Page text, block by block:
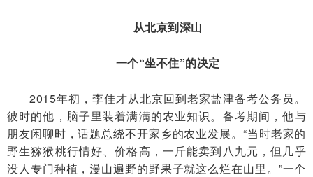
从北京到深山
一个“坐不住”的决定
2015年初，李佳才从北京回到老家盐津备考公务员。
彼时的他，脑子里装着满满的农业知识。备考期间，他与
朋友闲聊时，话题总绕不开家乡的农业发展。“当时老家的
野生猕猴桃行情好、价格高，一斤能卖到八九元，但几乎
没人专门种植，漫山遍野的野果子就这么烂在山里。”一个